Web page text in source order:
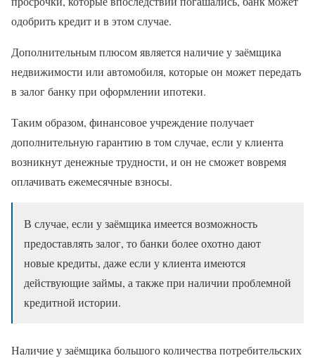
одобрить кредит и в этом случае.
Дополнительным плюсом является наличие у заёмщика
недвижимости или автомобиля, которые он может передать
в залог банку при оформлении ипотеки.
Таким образом, финансовое учреждение получает
дополнительную гарантию в том случае, если у клиента
возникнут денежные трудности, и он не сможет вовремя
оплачивать ежемесячные взносы.
В случае, если у заёмщика имеется возможность
предоставлять залог, то банки более охотно дают
новые кредиты, даже если у клиента имеются
действующие займы, а также при наличии проблемной
кредитной истории.
Наличие у заёмщика большого количества потребительских